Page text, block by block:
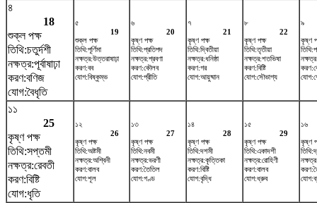
৪
18
শুক্ল পক্ষ
তিথি:চতুর্দশী
নক্ষত্র:পূর্বাষাঢ়া
করণ:বণিজ
যোগ:বৈধৃতি
৫
19
শুক্ল পক্ষ
তিথি:পূর্ণিমা
নক্ষত্র:উত্তরাষাঢ়া
করণ:বব
যোগ:বিষ্কুম্ভ
৬
20
কৃষ্ণ পক্ষ
তিথি:প্রতিপদ
নক্ষত্র:শ্রবণা
করণ:কৌলব
যোগ:প্রীতি
৭
21
কৃষ্ণ পক্ষ
তিথি:দ্বিতীয়া
নক্ষত্র:ধনিষ্ঠা
করণ:গর
যোগ:আয়ুষ্মান
৮
22
কৃষ্ণ পক্ষ
তিথি:তৃতীয়া
নক্ষত্র:শতভিষ‌া
করণ:বিষ্টি
যোগ:সৌভাগ্য
৯
কৃষ্ণ
১১
25
কৃষ্ণ পক্ষ
তিথি:সপ্তমী
নক্ষত্র:রেবতী
করণ:বিষ্টি
যোগ:ধৃতি
১২
26
কৃষ্ণ পক্ষ
তিথি:অষ্টমী
নক্ষত্র:অশ্বিনী
করণ:বালব
যোগ:শূল
১৩
27
কৃষ্ণ পক্ষ
তিথি:নবমী
নক্ষত্র:ভরণী
করণ:তৈতিল
যোগ:গণ্ড
১৪
28
কৃষ্ণ পক্ষ
তিথি:দশমী
নক্ষত্র:কৃত্তিকা
করণ:বিষ্টি
যোগ:বৃদ্ধি
১৫
29
কৃষ্ণ পক্ষ
তিথি:একাদশী
নক্ষত্র:রোহিণী
করণ:বালব
যোগ:ধ্রুব
১৬
কৃষ্ণ